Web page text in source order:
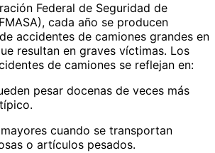
Federal de Seguridad de
cada año se producen
accidentes de camiones grandes en
resultan en graves víctimas. Los
de camiones se reflejan en:
pesar docenas de veces más
cuando se transportan
o artículos pesados.